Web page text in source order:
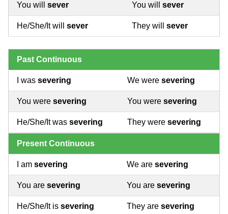
You will sever You will sever
He/She/It will sever They will sever
Past Continuous
I was severing We were severing
You were severing You were severing
He/She/It was severing They were severing
Present Continuous
I am severing We are severing
You are severing You are severing
He/She/It is severing They are severing